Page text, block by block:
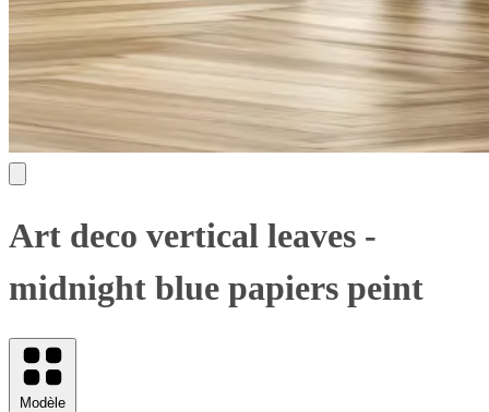
Art deco vertical leaves -
midnight blue papiers peint
Modèle